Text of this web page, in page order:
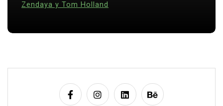
Zendaya y Tom Holland